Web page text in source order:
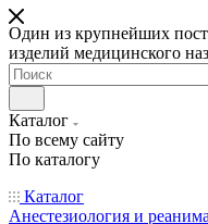
Один из крупнейших
изделий медицинского
Каталог
По всему сайту
По каталогу
Каталог
Анестезиология и